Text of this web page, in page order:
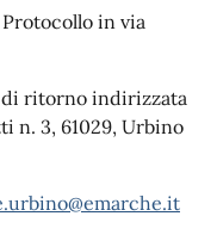
in via
ritorno indirizzata
n. 3, 61029, Urbino